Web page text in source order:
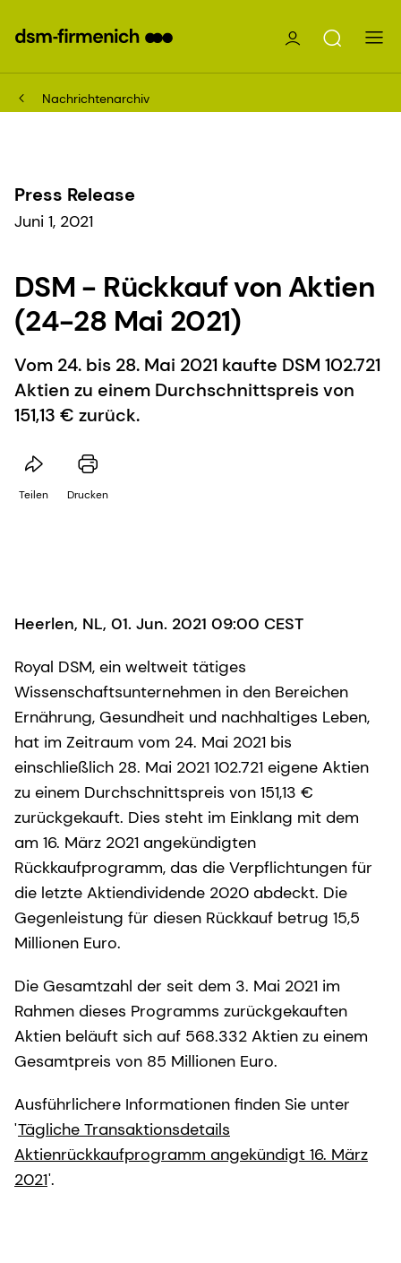
Nachrichtenarchiv
Press Release
Juni 1, 2021
DSM - Rückkauf von Aktien
(24-28 Mai 2021)
Vom 24. bis 28. Mai 2021 kaufte DSM 102.721
Aktien zu einem Durchschnittspreis von
151,13 € zurück.
Teilen Drucken
Heerlen, NL, 01. Jun. 2021 09:00 CEST
Royal DSM, ein weltweit tätiges
Wissenschaftsunternehmen in den Bereichen
Ernährung, Gesundheit und nachhaltiges Leben,
hat im Zeitraum vom 24. Mai 2021 bis
einschließlich 28. Mai 2021 102.721 eigene Aktien
zu einem Durchschnittspreis von 151,13 €
zurückgekauft. Dies steht im Einklang mit dem
am 16. März 2021 angekündigten
Rückkaufprogramm, das die Verpflichtungen für
die letzte Aktiendividende 2020 abdeckt. Die
Gegenleistung für diesen Rückkauf betrug 15,5
Millionen Euro.
Die Gesamtzahl der seit dem 3. Mai 2021 im
Rahmen dieses Programms zurückgekauften
Aktien beläuft sich auf 568.332 Aktien zu einem
Gesamtpreis von 85 Millionen Euro.
Ausführlichere Informationen finden Sie unter
'Tägliche Transaktionsdetails
Aktienrückkaufprogramm angekündigt 16. März
2021'.